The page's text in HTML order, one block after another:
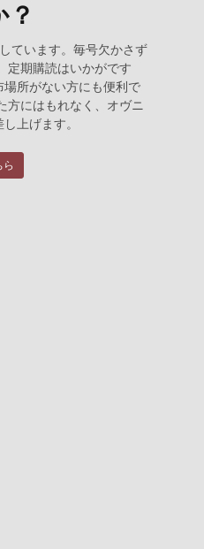
ています。毎号欠かさず
定期購読はいかがです
所がない方にも便利で
方にはもれなく、オヴニ
上げます。
ら